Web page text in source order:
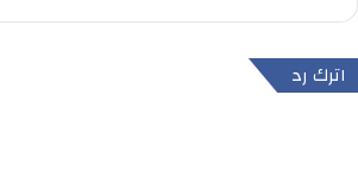
اترك رد